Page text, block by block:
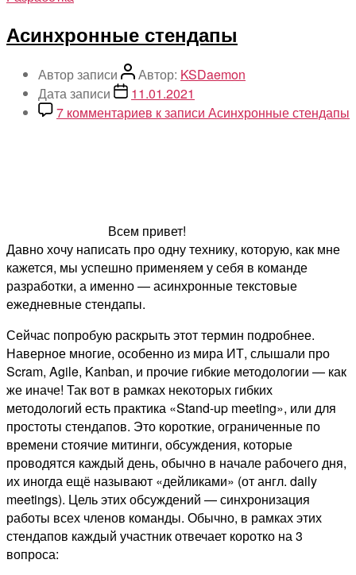
Асинхронные стендапы
Автор записи Автор: KSDaemon
Дата записи
11.01.2021
7 комментариев к записи Асинхронные стендапы
Всем привет!
Давно хочу написать про одну технику, которую, как мне
кажется, мы успешно применяем у себя в команде
разработки, а именно — асинхронные текстовые
ежедневные стендапы.
Сейчас попробую раскрыть этот термин подробнее.
Наверное многие, особенно из мира ИТ, слышали про
Scram, Agile, Kanban, и прочие гибкие методологии — как
же иначе! Так вот в рамках некоторых гибких
методологий есть практика «Stand-up meeting», или для
простоты стендапов. Это короткие, ограниченные по
времени стоячие митинги, обсуждения, которые
проводятся каждый день, обычно в начале рабочего дня,
их иногда ещё называют «дейликами» (от англ. daily
meetings). Цель этих обсуждений — синхронизация
работы всех членов команды. Обычно, в рамках этих
стендапов каждый участник отвечает коротко на 3
вопроса: